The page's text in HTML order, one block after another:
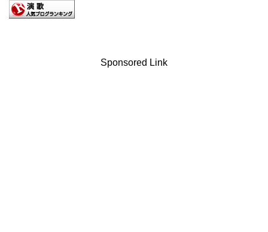
Sponsored Link